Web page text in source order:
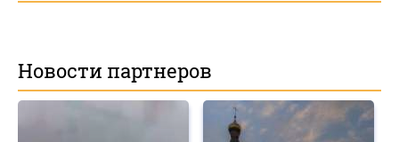
Новости партнеров